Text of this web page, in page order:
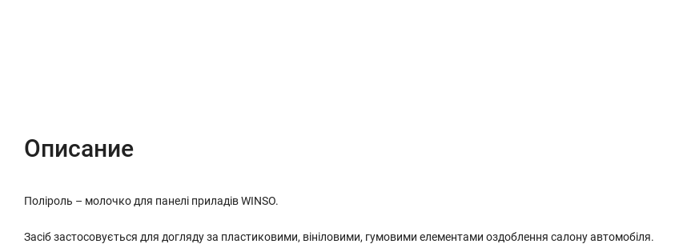
Описание
Поліроль – молочко для панелі приладів WINSO.
Засіб застосовується для догляду за пластиковими, вініловими, гумовими елементами оздоблення салону автомобіля.